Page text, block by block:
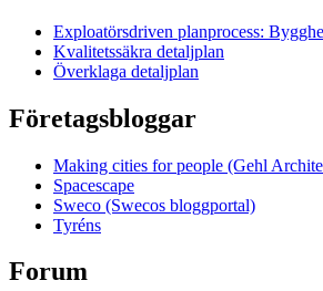
Exploatörsdriven planprocess:
Kvalitetssäkra detaljplan
Överklaga detaljplan
Företagsbloggar
Making cities for people (Gehl
Spacescape
Sweco (Swecos bloggportal)
Tyréns
Forum